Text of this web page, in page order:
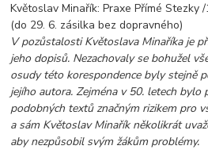
Květoslav Minařík: Praxe Přímé Stezky /
(do 29. 6. zásilka bez dopravného)
V pozůstalosti Květoslava Minaříka je
jeho dopisů. Nezachovaly se bohužel
osudy této korespondence byly stejně
jejího autora. Zejména v 50. letech bylo
podobných textů značným rizikem pro
a sám Květoslav Minařík několikrát
aby nezpůsobil svým žákům problémy.